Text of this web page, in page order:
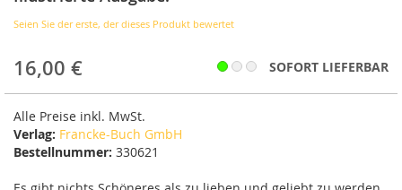
Seien Sie der erste, der dieses Produkt bewertet
16,00 € SOFORT LIEFERBAR
Alle Preise inkl. MwSt.
Verlag: Francke-Buch GmbH
Bestellnummer: 330621